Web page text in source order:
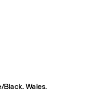
Wales.